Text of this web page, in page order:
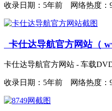
收录日期： 5年前 网络热度：
卡仕达导航官方网站（
卡仕达导航官方网站 - 车载
收录日期： 5年前 网络热度：